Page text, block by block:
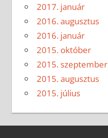
2017. január
2016. augusztus
2016. január
2015. október
2015. szeptember
2015. augusztus
2015. július